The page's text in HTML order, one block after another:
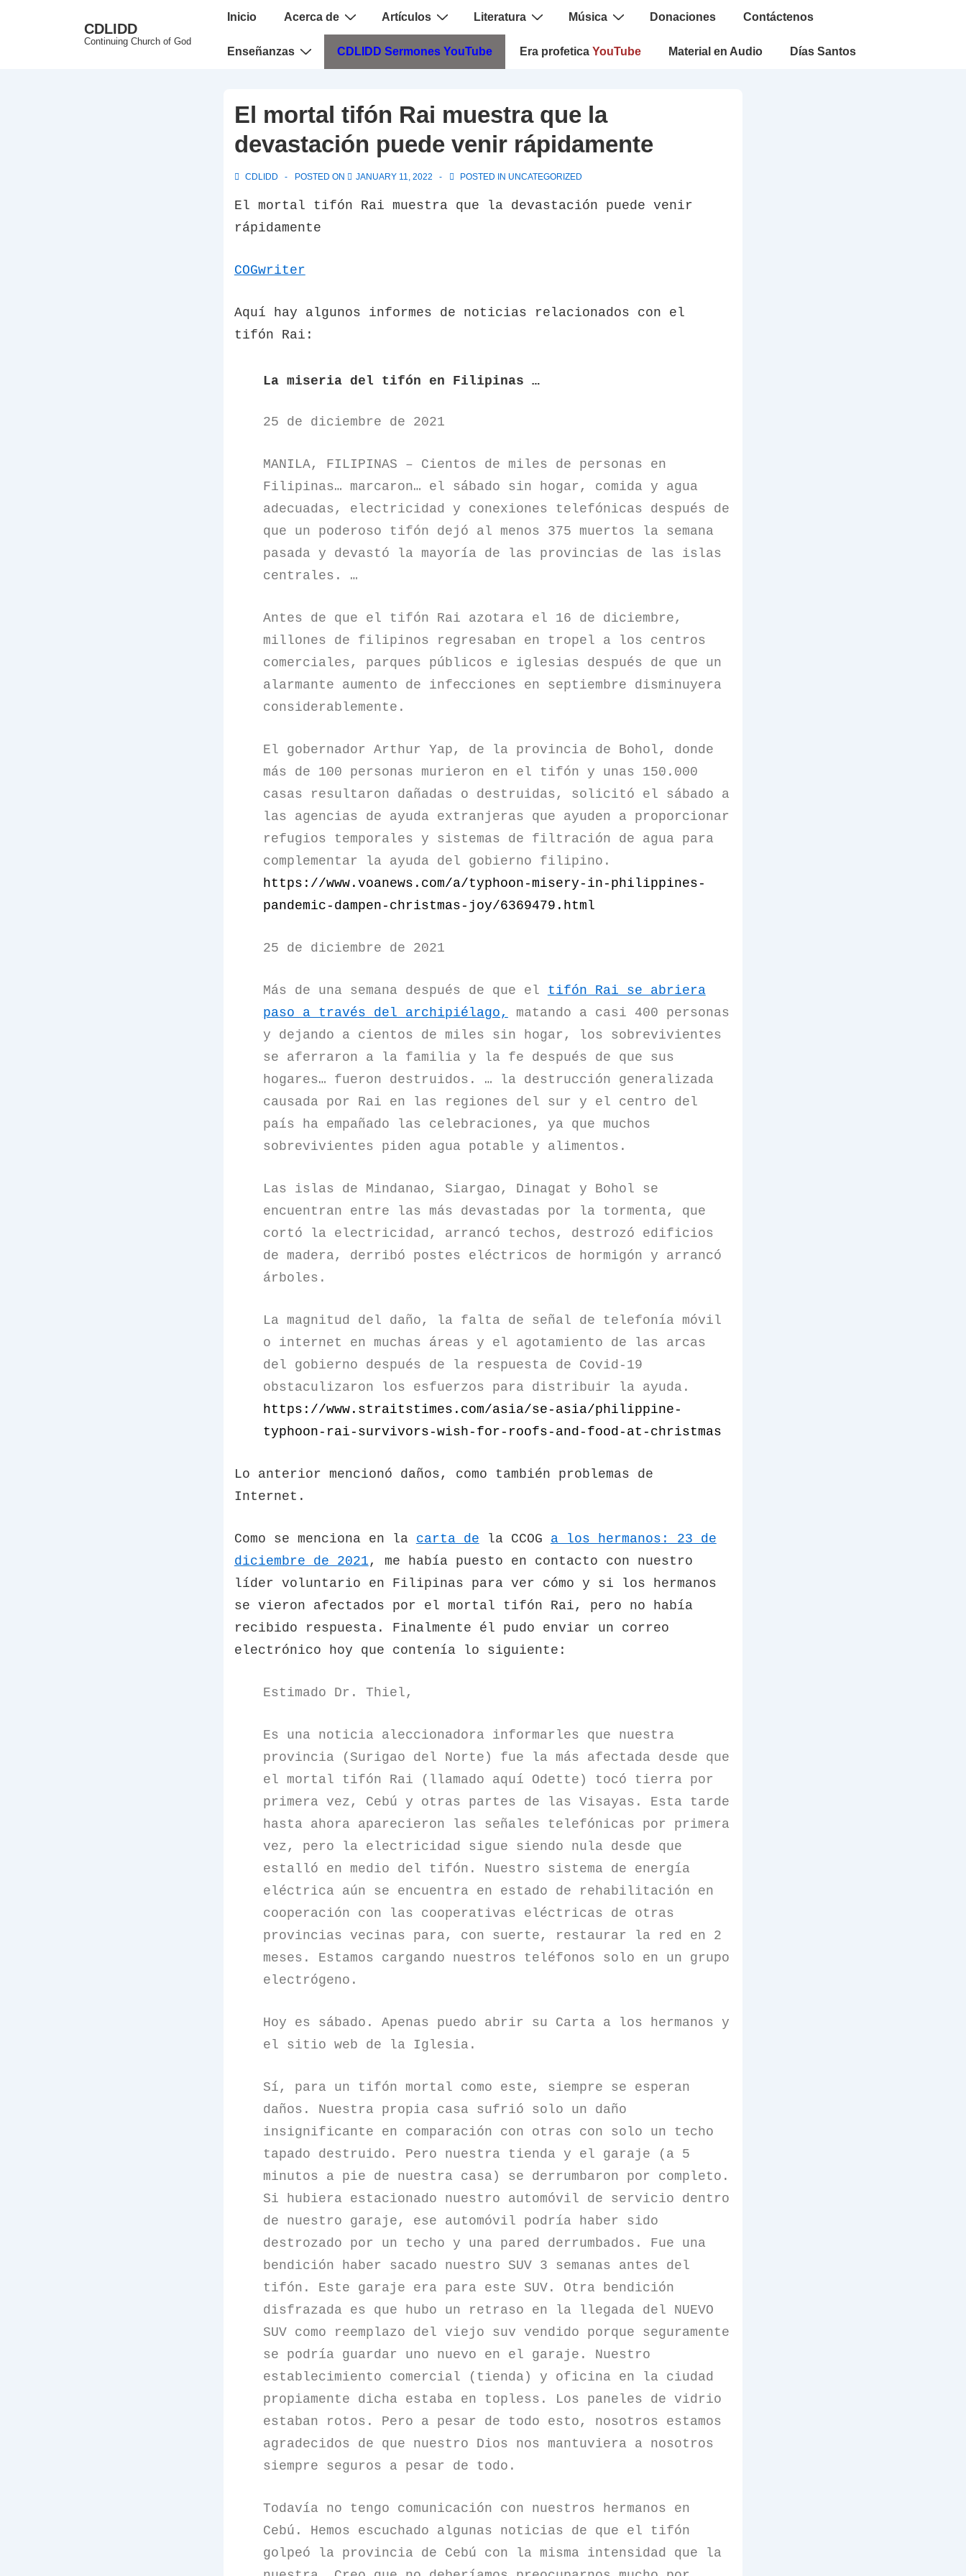
CDLIDD
Continuing Church of God
Main
Inicio Acerca de Artículos Literatura Música Donaciones Contáctenos
Enseñanzas CDLIDD Sermones YouTube Era profetica YouTube Material en Audio Días Santos
El mortal tifón Rai muestra que la
devastación puede venir rápidamente
CDLIDD POSTED ON JANUARY 11, 2022 POSTED IN UNCATEGORIZED
El mortal tifón Rai muestra que la devastación puede venir
rápidamente
COGwriter
Aquí hay algunos informes de noticias relacionados con el
tifón Rai:
La miseria del tifón en Filipinas …
25 de diciembre de 2021
MANILA, FILIPINAS – Cientos de miles de personas en
Filipinas… marcaron… el sábado sin hogar, comida y agua
adecuadas, electricidad y conexiones telefónicas después de
que un poderoso tifón dejó al menos 375 muertos la semana
pasada y devastó la mayoría de las provincias de las islas
centrales. …
Antes de que el tifón Rai azotara el 16 de diciembre,
millones de filipinos regresaban en tropel a los centros
comerciales, parques públicos e iglesias después de que un
alarmante aumento de infecciones en septiembre disminuyera
considerablemente.
El gobernador Arthur Yap, de la provincia de Bohol, donde
más de 100 personas murieron en el tifón y unas 150.000
casas resultaron dañadas o destruidas, solicitó el sábado a
las agencias de ayuda extranjeras que ayuden a proporcionar
refugios temporales y sistemas de filtración de agua para
complementar la ayuda del gobierno filipino.
https://www.voanews.com/a/typhoon-misery-in-philippines-
pandemic-dampen-christmas-joy/6369479.html
25 de diciembre de 2021
Más de una semana después de que el tifón Rai se abriera
paso a través del archipiélago,
matando a casi 400 personas
y dejando a cientos de miles sin hogar, los sobrevivientes
se aferraron a la familia y la fe después de que sus
hogares… fueron destruidos. … la destrucción generalizada
causada por Rai en las regiones del sur y el centro del
país ha empañado las celebraciones, ya que muchos
sobrevivientes piden agua potable y alimentos.
Las islas de Mindanao, Siargao, Dinagat y Bohol se
encuentran entre las más devastadas por la tormenta, que
cortó la electricidad, arrancó techos, destrozó edificios
de madera, derribó postes eléctricos de hormigón y arrancó
árboles.
La magnitud del daño, la falta de señal de telefonía móvil
o internet en muchas áreas y el agotamiento de las arcas
del gobierno después de la respuesta de Covid-19
obstaculizaron los esfuerzos para distribuir la ayuda.
https://www.straitstimes.com/asia/se-asia/philippine-
typhoon-rai-survivors-wish-for-roofs-and-food-at-christmas
Lo anterior mencionó daños, como también problemas de
Internet.
Como se menciona en la carta de la CCOG a los hermanos: 23 de
diciembre de 2021 , me había puesto en contacto con nuestro
líder voluntario en Filipinas para ver cómo y si los hermanos
se vieron afectados por el mortal tifón Rai, pero no había
recibido respuesta. Finalmente él pudo enviar un correo
electrónico hoy que contenía lo siguiente:
Estimado Dr. Thiel,
Es una noticia aleccionadora informarles que nuestra
provincia (Surigao del Norte) fue la más afectada desde que
el mortal tifón Rai (llamado aquí Odette) tocó tierra por
primera vez, Cebú y otras partes de las Visayas. Esta tarde
hasta ahora aparecieron las señales telefónicas por primera
vez, pero la electricidad sigue siendo nula desde que
estalló en medio del tifón. Nuestro sistema de energía
eléctrica aún se encuentra en estado de rehabilitación en
cooperación con las cooperativas eléctricas de otras
provincias vecinas para, con suerte, restaurar la red en 2
meses. Estamos cargando nuestros teléfonos solo en un grupo
electrógeno.
Hoy es sábado. Apenas puedo abrir su Carta a los hermanos y
el sitio web de la Iglesia.
Sí, para un tifón mortal como este, siempre se esperan
daños. Nuestra propia casa sufrió solo un daño
insignificante en comparación con otras con solo un techo
tapado destruido. Pero nuestra tienda y el garaje (a 5
minutos a pie de nuestra casa) se derrumbaron por completo.
Si hubiera estacionado nuestro automóvil de servicio dentro
de nuestro garaje, ese automóvil podría haber sido
destrozado por un techo y una pared derrumbados. Fue una
bendición haber sacado nuestro SUV 3 semanas antes del
tifón. Este garaje era para este SUV. Otra bendición
disfrazada es que hubo un retraso en la llegada del NUEVO
SUV como reemplazo del viejo suv vendido porque seguramente
se podría guardar uno nuevo en el garaje. Nuestro
establecimiento comercial (tienda) y oficina en la ciudad
propiamente dicha estaba en topless. Los paneles de vidrio
estaban rotos. Pero a pesar de todo esto, nosotros estamos
agradecidos de que nuestro Dios nos mantuviera a nosotros
siempre seguros a pesar de todo.
Todavía no tengo comunicación con nuestros hermanos en
Cebú. Hemos escuchado algunas noticias de que el tifón
golpeó la provincia de Cebú con la misma intensidad que la